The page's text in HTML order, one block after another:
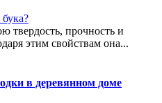
твердость, прочность и
этим свойствам она...
в деревянном доме